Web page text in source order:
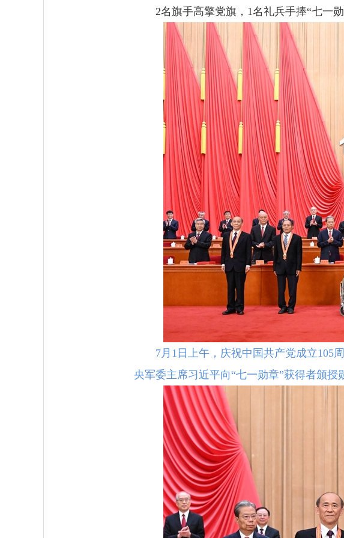
2名旗手高擎党旗，1名礼兵手捧“七一
7月1日上午，庆祝中国共产党成立105
央军委主席习近平向“七一勋章”获得者颁授